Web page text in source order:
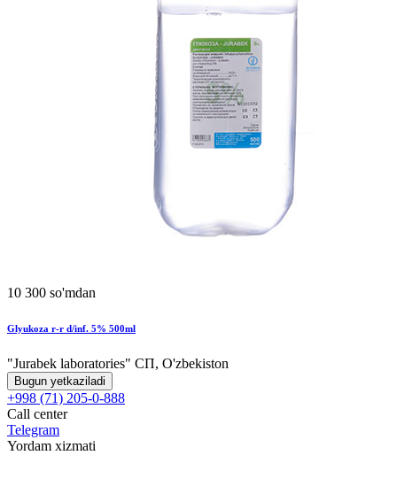
10 300 so'mdan
Glyukoza r-r d/inf. 5% 500ml
"Jurabek laboratories" СП, O'zbekiston
Bugun yetkaziladi
+998 (71) 205-0-888
Call center
Telegram
Yordam xizmati